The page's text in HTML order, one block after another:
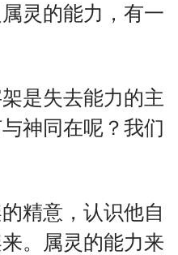
灵的能力，有一
是失去能力的主
神同在呢？我们
精意，认识他自
。属灵的能力来